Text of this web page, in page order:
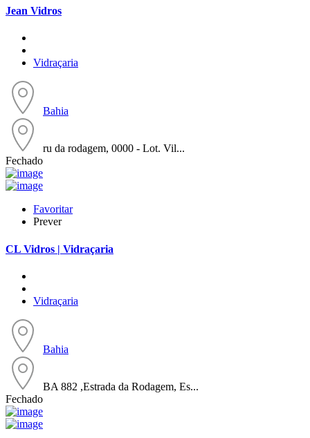
Jean Vidros
Vidraçaria
Bahia
ru da rodagem, 0000 - Lot. Vil...
Fechado
Favoritar
Prever
CL Vidros | Vidraçaria
Vidraçaria
Bahia
BA 882 ,Estrada da Rodagem, Es...
Fechado